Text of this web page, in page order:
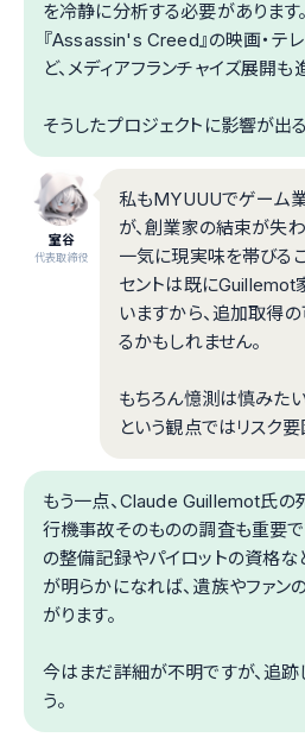
を冷静に分析する必要があります
『Assassin's Creed』の映画・テ
ど、メディアフランチャイズ展開も
そうしたプロジェクトに影響が出
室谷
代表取締役
私もMYUUUでゲーム
が、創業家の結束が失
一気に現実味を帯びる
セントは既にGuillemot
いますから、追加取得
るかもしれません。
もちろん憶測は慎みた
という観点ではリスク要
もう一点、Claude Guillemot氏の
行機事故そのものの調査も重要で
の整備記録やパイロットの資格な
が明らかになれば、遺族やファン
がります。
今はまだ詳細が不明ですが、追跡
う。